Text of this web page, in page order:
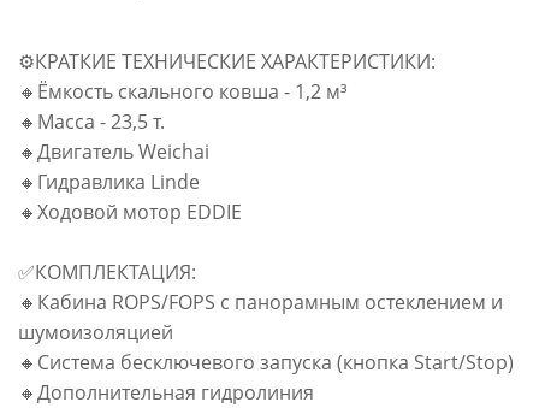
⚙️КРАТКИЕ ТЕХНИЧЕСКИЕ ХАРАКТЕРИСТИКИ:
🔸Ёмкость скального ковша - 1,2 м³
🔸Масса - 23,5 т.
🔸Двигатель Weichai
🔸Гидравлика Linde
🔸Ходовой мотор EDDIE
✅КОМПЛЕКТАЦИЯ:
🔸Кабина ROPS/FOPS с панорамным остеклением и
шумоизоляцией
🔸Система бесключевого запуска (кнопка Start/Stop)
🔸Дополнительная гидролиния